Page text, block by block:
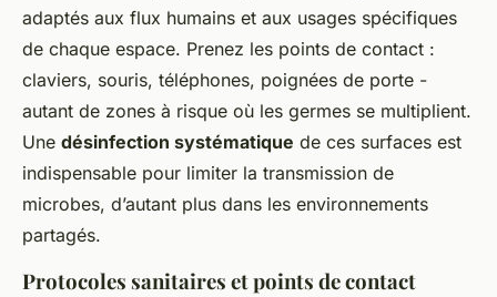
adaptés aux flux humains et aux usages spécifiques
de chaque espace. Prenez les points de contact :
claviers, souris, téléphones, poignées de porte -
autant de zones à risque où les germes se multiplient.
Une désinfection systématique de ces surfaces est
indispensable pour limiter la transmission de
microbes, d’autant plus dans les environnements
partagés.
Protocoles sanitaires et points de contact